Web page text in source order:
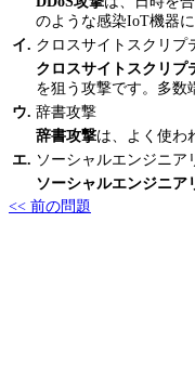
のような感染IoT機器
イ. クロスサイトスクリプ
クロスサイトスクリプ
を狙う攻撃です。多数
ウ. 辞書攻撃
辞書攻撃は、よく使わ
エ. ソーシャルエンジニア
ソーシャルエンジニア
<< 前の問題